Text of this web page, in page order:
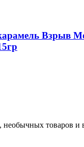
Взрыв
необычных товаров и